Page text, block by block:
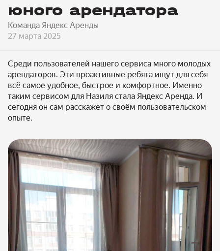
юного арендатора
Команда Яндекс Аренды
27 марта 2025
Среди пользователей нашего сервиса много молодых
арендаторов. Эти проактивные ребята ищут для себя
всё самое удобное, быстрое и комфортное. Именно
таким сервисом для Назиля стала Яндекс Аренда. И
сегодня он сам расскажет о своём пользовательском
опыте.